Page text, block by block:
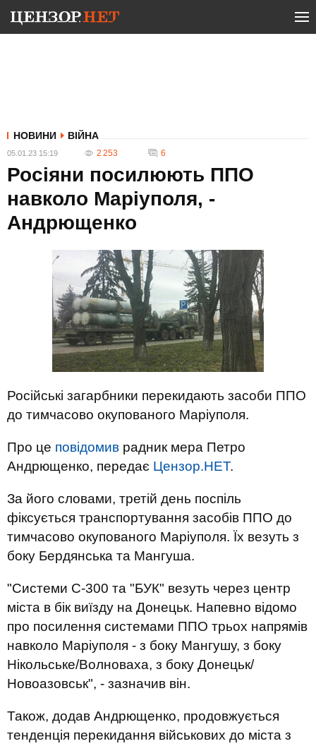
НОВИНИ ВІЙНА
05.01.23 15:19 2 253 6
Росіяни посилюють ППО
навколо Маріуполя, -
Андрющенко
Російські загарбники перекидають засоби ППО
до тимчасово окупованого Маріуполя.
Про це повідомив радник мера Петро
Андрющенко, передає Цензор.НЕТ.
За його словами, третій день поспіль
фіксується транспортування засобів ППО до
тимчасово окупованого Маріуполя. Їх везуть з
боку Бердянська та Мангуша.
"Системи С-300 та "БУК" везуть через центр
міста в бік виїзду на Донецьк. Напевно відомо
про посилення системами ППО трьох напрямів
навколо Маріуполя - з боку Мангушу, з боку
Нікольське/Волноваха, з боку Донецьк/
Новоазовськ", - зазначив він.
Також, додав Андрющенко, продовжується
тенденція перекидання військових до міста з